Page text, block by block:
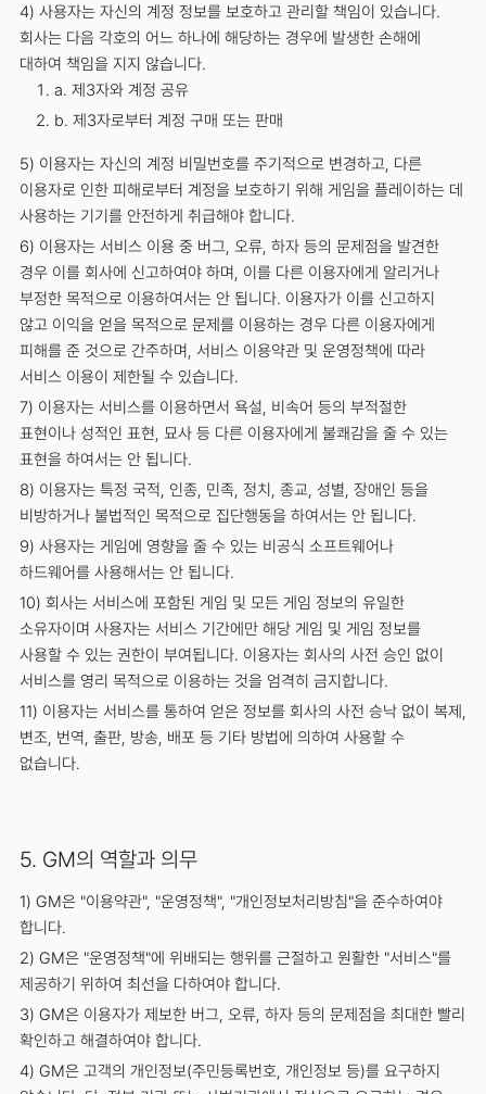
4) 사용자는 자신의 계정 정보를 보호하고 관리할 책임이 있습니다.
회사는 다음 각호의 어느 하나에 해당하는 경우에 발생한 손해에
대하여 책임을 지지 않습니다.
a. 제3자와 계정 공유
b. 제3자로부터 계정 구매 또는 판매
5) 이용자는 자신의 계정 비밀번호를 주기적으로 변경하고, 다른
이용자로 인한 피해로부터 계정을 보호하기 위해 게임을 플레이하는 데
사용하는 기기를 안전하게 취급해야 합니다.
6) 이용자는 서비스 이용 중 버그, 오류, 하자 등의 문제점을 발견한
경우 이를 회사에 신고하여야 하며, 이를 다른 이용자에게 알리거나
부정한 목적으로 이용하여서는 안 됩니다. 이용자가 이를 신고하지
않고 이익을 얻을 목적으로 문제를 이용하는 경우 다른 이용자에게
피해를 준 것으로 간주하며, 서비스 이용약관 및 운영정책에 따라
서비스 이용이 제한될 수 있습니다.
7) 이용자는 서비스를 이용하면서 욕설, 비속어 등의 부적절한
표현이나 성적인 표현, 묘사 등 다른 이용자에게 불쾌감을 줄 수 있는
표현을 하여서는 안 됩니다.
8) 이용자는 특정 국적, 인종, 민족, 정치, 종교, 성별, 장애인 등을
비방하거나 불법적인 목적으로 집단행동을 하여서는 안 됩니다.
9) 사용자는 게임에 영향을 줄 수 있는 비공식 소프트웨어나
하드웨어를 사용해서는 안 됩니다.
10) 회사는 서비스에 포함된 게임 및 모든 게임 정보의 유일한
소유자이며 사용자는 서비스 기간에만 해당 게임 및 게임 정보를
사용할 수 있는 권한이 부여됩니다. 이용자는 회사의 사전 승인 없이
서비스를 영리 목적으로 이용하는 것을 엄격히 금지합니다.
11) 이용자는 서비스를 통하여 얻은 정보를 회사의 사전 승낙 없이 복제,
변조, 번역, 출판, 방송, 배포 등 기타 방법에 의하여 사용할 수
없습니다.
5. GM의 역할과 의무
1) GM은 "이용약관", "운영정책", "개인정보처리방침"을 준수하여야
합니다.
2) GM은 "운영정책"에 위배되는 행위를 근절하고 원활한 "서비스"를
제공하기 위하여 최선을 다하여야 합니다.
3) GM은 이용자가 제보한 버그, 오류, 하자 등의 문제점을 최대한 빨리
확인하고 해결하여야 합니다.
4) GM은 고객의 개인정보(주민등록번호, 개인정보 등)를 요구하지